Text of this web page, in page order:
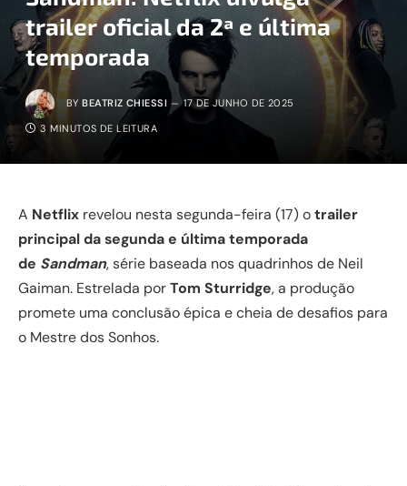
trailer oficial da 2ª e última
temporada
BY BEATRIZ CHIESSI 17 DE JUNHO DE 2025
3 MINUTOS DE LEITURA
A Netflix revelou nesta segunda-feira (17) otrailer
principal da segunda e última temporada
de Sandman, série baseada nos quadrinhos de Neil
Gaiman. Estrelada porTom Sturridge, a produção
promete uma conclusão épica e cheia de desafios para
o Mestre dos Sonhos.